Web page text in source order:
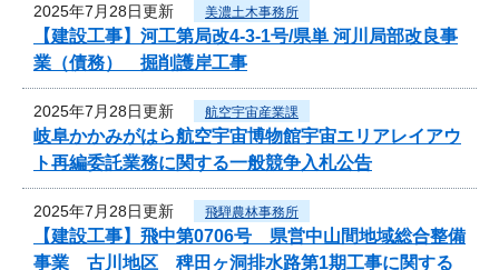
2025年7月28日更新 美濃土木事務所
【建設工事】河工第局改4-3-1号/県単 河川局部改良事
業（債務） 掘削護岸工事
2025年7月28日更新 航空宇宙産業課
岐阜かかみがはら航空宇宙博物館宇宙エリアレイアウ
ト再編委託業務に関する一般競争入札公告
2025年7月28日更新 飛騨農林事務所
【建設工事】飛中第0706号 県営中山間地域総合整備
事業 古川地区 稗田ヶ洞排水路第1期工事に関する